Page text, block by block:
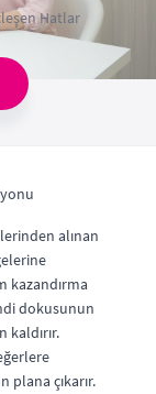
Hatlar
alınan
kazandırma
dokusunun
kaldırır.
çıkarır.